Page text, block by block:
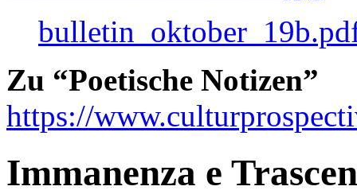
Zu “Poetische Notizen”
https://
Immanenza e